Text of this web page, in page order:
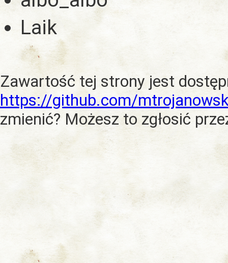
Laik
Zawartość tej strony jest
https://github.com/
zmienić? Możesz to zgłosić